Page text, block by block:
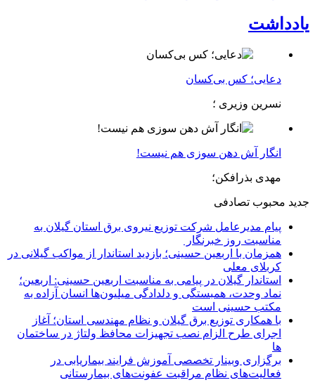
یادداشت
دعایی؛ کس بی‌کسان
نسرین وزیری ؛
انگار آش دهن سوزی هم نیست!
مهدی بذرافکن؛
جدید محبوب تصادفی
پیام مدیرعامل شركت توزیع نیروی برق استان گیلان به
مناسبت روز خبرنگار ‌
همزمان با اربعین حسینی؛ بازدید استاندار از مواکب گیلانی در
کربلای معلی
استاندار گیلان در پیامی به مناسبت اربعین حسینی: اربعین؛
نماد وحدت، همبستگی و دلدادگی میلیون‌ها انسان آزاده به
مکتب حسینی است
با همکاری توزیع برق گیلان و نظام مهندسی استان؛ آغاز
اجرای طرح الزام نصب تجهیزات محافظ ولتاژ در ساختمان
ها
برگزاری وبینار تخصصی آموزش فرایند بیماریابی در
فعالیت‌های نظام مراقبت عفونت‌های بیمارستانی